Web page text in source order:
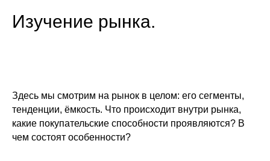
Изучение рынка.
Здесь мы смотрим на рынок в целом: его сегменты,
тенденции, ёмкость. Что происходит внутри рынка,
какие покупательские способности проявляются? В
чем состоят особенности?